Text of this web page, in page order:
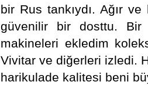
bir Rus tankıydı. Ağır
güvenilir bir dosttu.
makineleri ekledim
Vivitar ve diğerleri izledi.
harikulade kalitesi beni